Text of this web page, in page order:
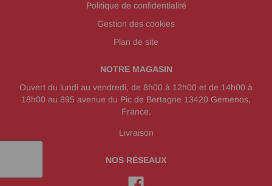
Politique de confidentialité
Gestion des cookies
Plan de site
NOTRE MAGASIN
Ouvert du lundi au vendredi, de 8h00 à 12h00 et de 14h00 à
18h00 au 895 avenue du Pic de Bertagne 13420 Gemenos,
France.
Livraison
NOS RÉSEAUX